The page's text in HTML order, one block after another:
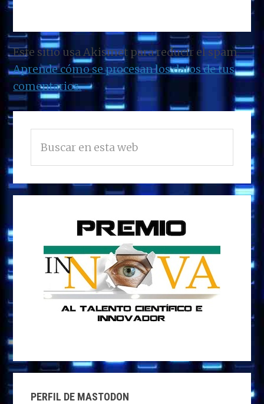
Este sitio usa Akismet para reducir el spam.
Aprende cómo se procesan los datos de tus
comentarios.
BARRA
LATERAL
PRINCIPAL
en
esta
web
PERFIL DE MASTODON